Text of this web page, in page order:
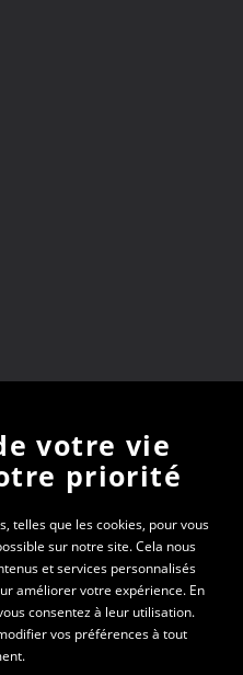
vous recevrez
69
votre vie
priorité
telles que les cookies, pour vous
sur notre site. Cela nous
et services personnalisés
améliorer votre expérience. En
consentez à leur utilisation.
vos préférences à tout